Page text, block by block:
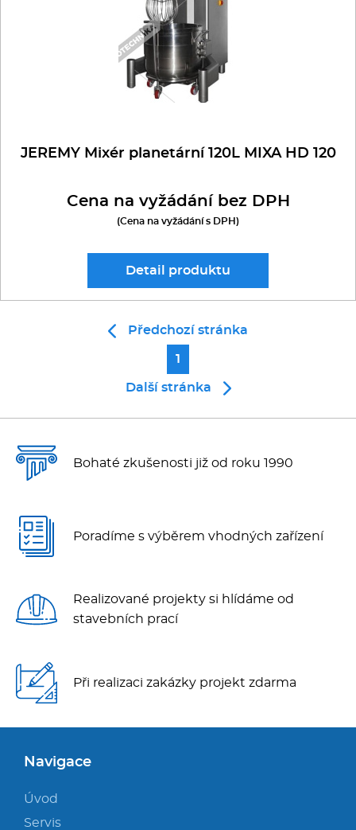
Řeznické stroje
Konvektomaty/Pece
Stolní zařízení
Multifunkce - speciály
Vařiče a výrobníky těstovin
BAZAR
MASOMLÝNKY přídavné
BAROVÉ mixéry
TYČOVÉ mixéry
NÁŘEZOVÉ STROJE
POLOAUTOMATICKÉ
ODŠŤAVŇOVAČE a LISY
ODŠŤAVŇOVAČE
ŠKRABKY
UNIVERZÁLNÍ roboty
robot ALBA
robot JEREMY
robot KitchenAid
JEREMY Mixér planetární 120L MIXA HD 120
Cena na vyžádání bez DPH
(Cena na vyžádání s DPH)
Detail produktu
Předchozí stránka
1
Další stránka
Bohaté zkušenosti již od roku 1990
Poradíme s výběrem vhodných zařízení
Realizované projekty si hlídáme od
stavebních prací
Při realizaci zakázky projekt zdarma
Navigace
Úvod
Servis